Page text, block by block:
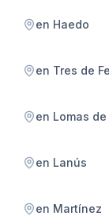
en Haedo
en Tres de
en Lomas
en Lanús
en Martínez